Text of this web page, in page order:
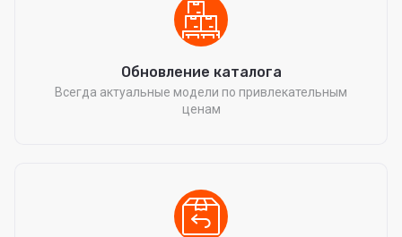
Обновление каталога
Всегда актуальные модели по привлекательным
ценам